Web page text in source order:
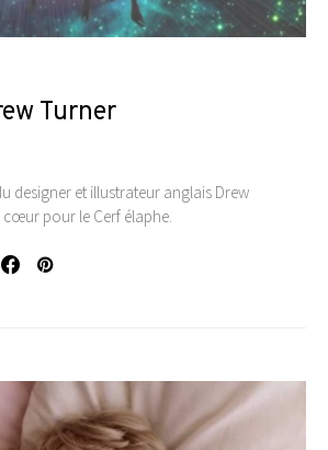
Turner
designer et illustrateur anglais Drew
pour le Cerf élaphe.